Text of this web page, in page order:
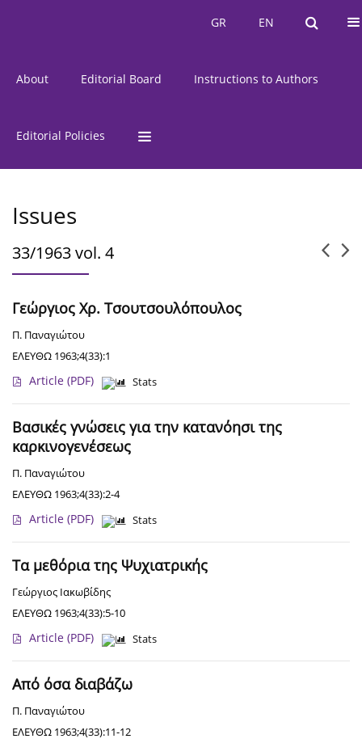
EN
GR EN
GR
About Editorial Board Instructions to Authors
Editorial Policies
Issues
33/1963 vol. 4
Γεώργιος Χρ. Τσουτσουλόπουλος
Π. Παναγιώτου
ΕΛΕΥΘΩ 1963;4(33):1
Article (PDF) Stats
Βασικές γνώσεις για την κατανόησι της
καρκινογενέσεως
Π. Παναγιώτου
ΕΛΕΥΘΩ 1963;4(33):2-4
Article (PDF) Stats
Τα μεθόρια της Ψυχιατρικής
Γεώργιος Ιακωβίδης
ΕΛΕΥΘΩ 1963;4(33):5-10
Article (PDF) Stats
Από όσα διαβάζω
Π. Παναγιώτου
ΕΛΕΥΘΩ 1963;4(33):11-12